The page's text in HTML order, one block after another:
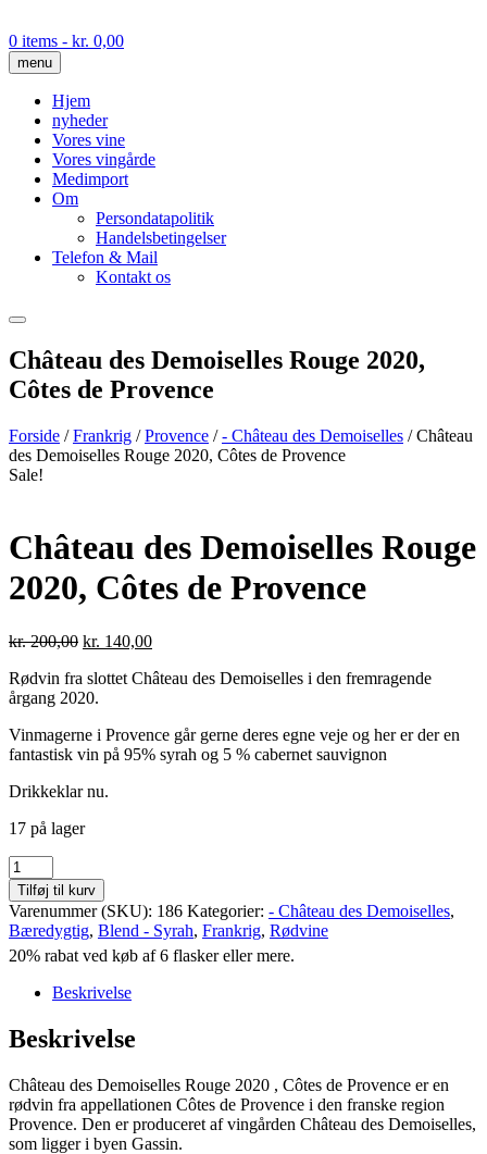
to
content
0 items - kr. 0,00
menu
Hjem
nyheder
Vores vine
Vores vingårde
Medimport
Om
Persondatapolitik
Handelsbetingelser
Telefon & Mail
Kontakt os
Château des Demoiselles Rouge 2020,
Côtes de Provence
Forside /Frankrig /Provence /- Château des Demoiselles / Château
des Demoiselles Rouge 2020, Côtes de Provence
Sale!
Château des Demoiselles Rouge
2020, Côtes de Provence
kr.200,00 Den
pris
var:
kr. 140,00Den
pris
Rødvin fra slottet Château des Demoiselles i den fremragende
årgang 2020.
Vinmagerne i Provence går gerne deres egne veje og her er der en
fantastisk vin på 95% syrah og 5 % cabernet sauvignon
Drikkeklar nu.
17 på lager
Château
des
Demoiselles
Rouge
2020,
Côtes
Provence
Tilføj til kurv
Varenummer (SKU): 186 Kategorier: - Château des Demoiselles,
Bæredygtig, Blend - Syrah, Frankrig, Rødvine
20% rabat ved køb af 6 flasker eller mere.
Beskrivelse
Beskrivelse
Château des Demoiselles Rouge 2020 , Côtes de Provence er en
rødvin fra appellationen Côtes de Provence i den franske region
Provence. Den er produceret af vingården Château des Demoiselles,
som ligger i byen Gassin.